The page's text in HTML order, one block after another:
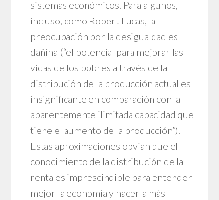
sistemas económicos. Para algunos,
incluso, como Robert Lucas, la
preocupación por la desigualdad es
dañina (“el potencial para mejorar las
vidas de los pobres a través de la
distribución de la producción actual es
insignificante en comparación con la
aparentemente ilimitada capacidad que
tiene el aumento de la producción”).
Estas aproximaciones obvian que el
conocimiento de la distribución de la
renta es imprescindible para entender
mejor la economía y hacerla más